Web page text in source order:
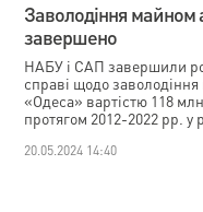
Заволодіння майном
завершено
НАБУ і САП завершили
справі щодо
«Одеса» вартістю 118
протягом 2012-2022 рр. у
20.05.2024 14:40